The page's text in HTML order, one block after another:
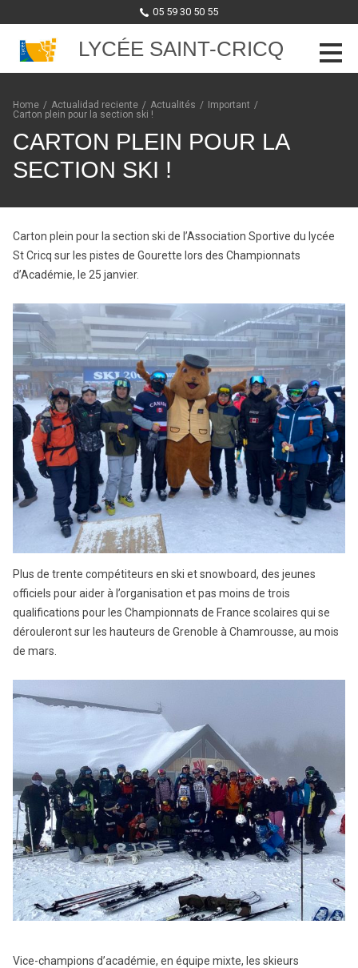
05 59 30 50 55
LYCÉE SAINT-CRICQ
Skip to content
Home / Actualidad reciente / Actualités / Important /
Carton plein pour la section ski !
CARTON PLEIN POUR LA
SECTION SKI !
Carton plein pour la section ski de l’Association Sportive du lycée
St Cricq sur les pistes de Gourette lors des Championnats
d’Académie, le 25 janvier.
Plus de trente compétiteurs en ski et snowboard, des jeunes
officiels pour aider à l’organisation et pas moins de trois
qualifications pour les Championnats de France scolaires qui se
dérouleront sur les hauteurs de Grenoble à Chamrousse, au mois
de mars.
Vice-champions d’académie, en équipe mixte, les skieurs